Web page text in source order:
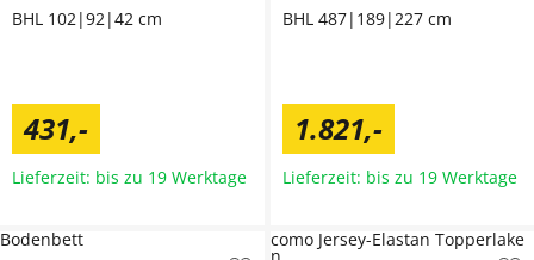
BHL 102|92|42 cm
431,-
Lieferzeit: bis zu 19 Werktage
BHL 487|189|227 cm
1.821,-
Lieferzeit: bis zu 19 Werktage
Bodenbett como Jersey-Elastan Topperlake